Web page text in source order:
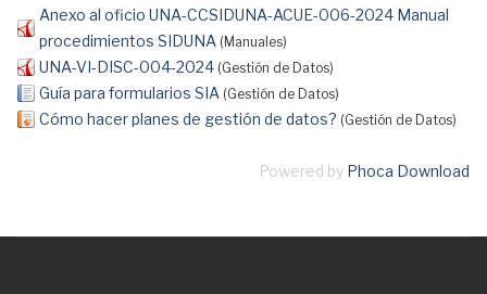
Anexo al oficio UNA-CCSIDUNA-ACUE-006-2024 Manual
procedimientos SIDUNA (Manuales)
UNA-VI-DISC-004-2024 (Gestión de Datos)
Guía para formularios SIA (Gestión de Datos)
Cómo hacer planes de gestión de datos? (Gestión de Datos)
Powered by Phoca Download